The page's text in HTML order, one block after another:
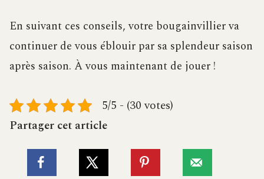
En suivant ces conseils, votre bougainvillier va
continuer de vous éblouir par sa splendeur saison
après saison. À vous maintenant de jouer !
5/5 - (30 votes)
Partager cet article